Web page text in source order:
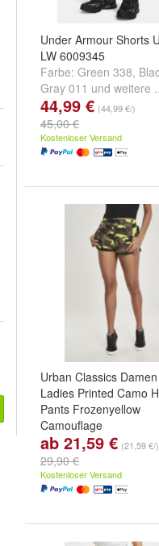
Under Armour Shorts
LW 6009345
Farbe: Green 338,
Gray 011 und weitere
44,99 € (44,99 €/)
45,00 €
Kostenloser Versand
Urban Classics
Ladies Printed Camo
Pants Frozenyellow
Camouflage
Größe: 5XL, L, Sund
...
ab 21,59 € (21,59 €/)
29,90 €
Kostenloser Versand